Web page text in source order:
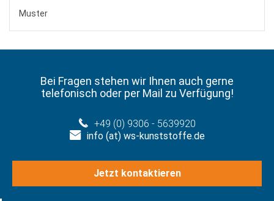
Muster
Bei Fragen stehen wir Ihnen auch gerne
telefonisch oder per Mail zu Verfügung!
+49 (0) 9306 - 5639920
info (at) ws-kunststoffe.de
Jetzt kontaktieren